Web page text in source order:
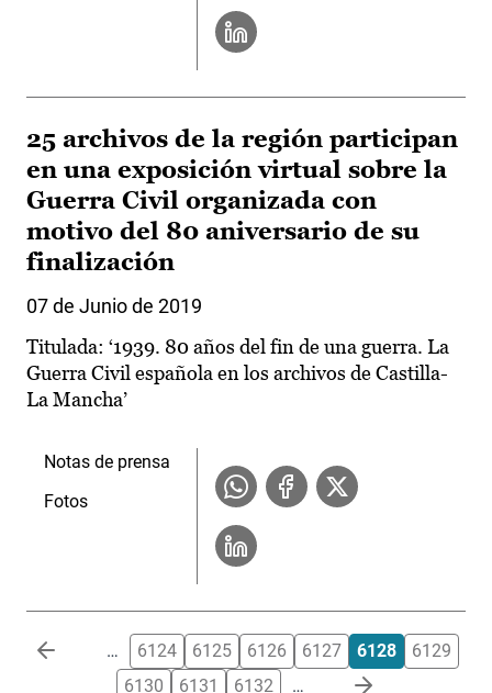
25 archivos de la región participan
en una exposición virtual sobre la
Guerra Civil organizada con
motivo del 80 aniversario de su
finalización
07 de Junio de 2019
Titulada: ‘1939. 80 años del fin de una guerra. La
Guerra Civil española en los archivos de Castilla-
La Mancha’
Notas de prensa
Fotos
Paginación … 6124 6125 6126 6127 6128
6129
6130
6131 6132 …